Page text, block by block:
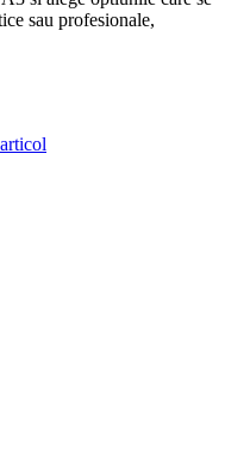
sau profesionale,